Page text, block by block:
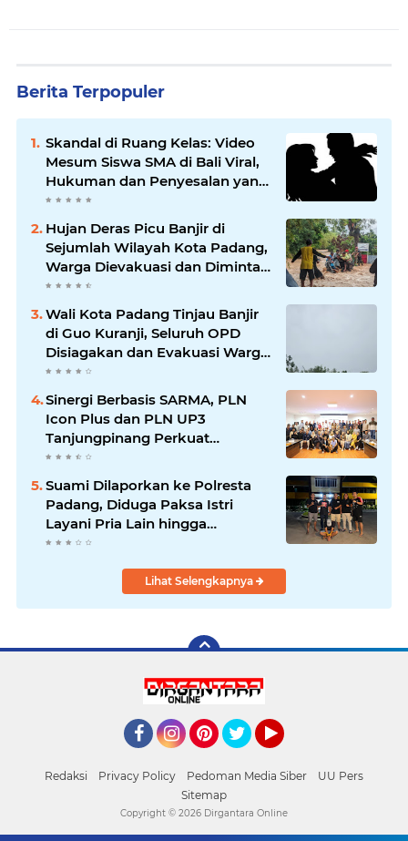
Berita Terpopuler
Skandal di Ruang Kelas: Video
Mesum Siswa SMA di Bali Viral,
Hukuman dan Penyesalan yang
Mengikuti
Hujan Deras Picu Banjir di
Sejumlah Wilayah Kota Padang,
Warga Dievakuasi dan Diminta
Waspada Banjir Susulan
Wali Kota Padang Tinjau Banjir
di Guo Kuranji, Seluruh OPD
Disiagakan dan Evakuasi Warga
Dipercepat
Sinergi Berbasis SARMA, PLN
Icon Plus dan PLN UP3
Tanjungpinang Perkuat
Kolaborasi Strategis
Suami Dilaporkan ke Polresta
Padang, Diduga Paksa Istri
Layani Pria Lain hingga
Berulang Kali
Lihat Selengkapnya
Redaksi Privacy Policy Pedoman Media Siber
UU Pers
Sitemap
Copyright © 2026 Dirgantara Online